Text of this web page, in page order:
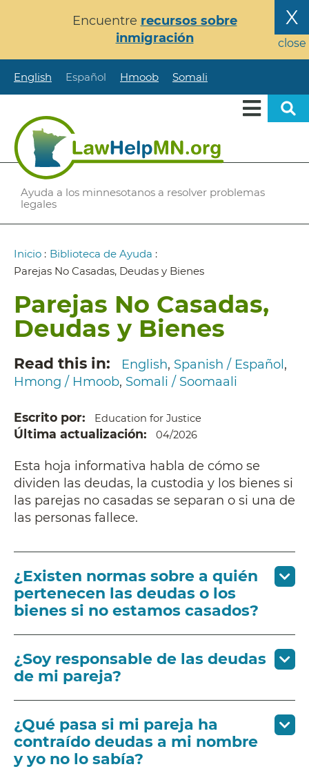
principal
X
close
Encuentre recursos sobre
inmigración
English Español Hmoob Somali
Ayuda a los minnesotanos a resolver problemas
legales
Ruta
de
Inicio : Biblioteca de Ayuda :
Parejas No Casadas, Deudas y Bienes
Parejas No Casadas,
Deudas y Bienes
Read this in English Spanish / Español
Hmong / Hmoob Somali / Soomaali
Escrito por Education for Justice
Última actualización 04/2026
Esta hoja informativa habla de cómo se
dividen las deudas, la custodia y los bienes si
las parejas no casadas se separan o si una de
las personas fallece.
¿Existen normas sobre a quién
pertenecen las deudas o los
bienes si no estamos casados?
¿Soy responsable de las deudas
de mi pareja?
¿Qué pasa si mi pareja ha
contraído deudas a mi nombre
y yo no lo sabía?